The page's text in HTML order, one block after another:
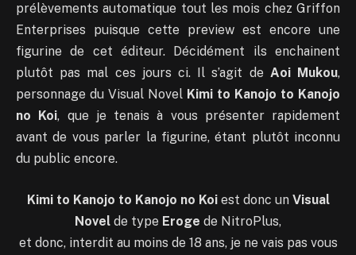
prélèvements automatique tout les mois chez Griffon
Enterprises puisque cette preview est encore une
figurine de cet éditeur. Décidément ils enchainent
plutôt pas mal ces jours ci. Il s’agit de Aoi Mukou,
personnage du Visual Novel Kimi to Kanojo to Kanojo
no Koi, que je tenais à vous présenter rapidement
avant de vous parler la figurine, étant plutôt inconnu
du public encore.
Kimi to Kanojo to Kanojo no Koiest donc un Visual
Novel de type Eroge de NitroPlus,
et donc, interdit au moins de 18 ans, je ne vais pas vous